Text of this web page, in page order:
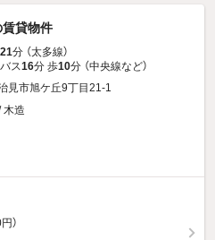
貸物件
21分 （太多線）
ス16分 歩10分 （中央線など）
見市旭ケ丘9丁目21-1
木造
）